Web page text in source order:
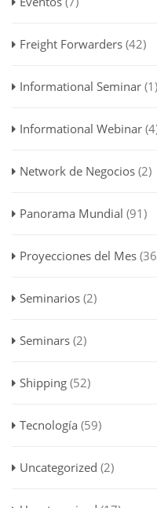
Freight Forwarders (42)
Informational Seminar (1)
Informational Webinar
Network de Negocios (2)
Panorama Mundial (91)
Proyecciones del Mes
Seminarios (2)
Seminars (2)
Shipping (52)
Tecnología (59)
Uncategorized (2)